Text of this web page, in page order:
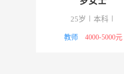
其它类型
房产经纪人 市场营销
25岁 本科
教师 4000-5000元